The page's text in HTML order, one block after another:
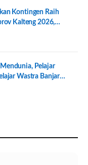
Kontingen Raih
Kalteng 2026,
Pelajar
Wastra Banjar